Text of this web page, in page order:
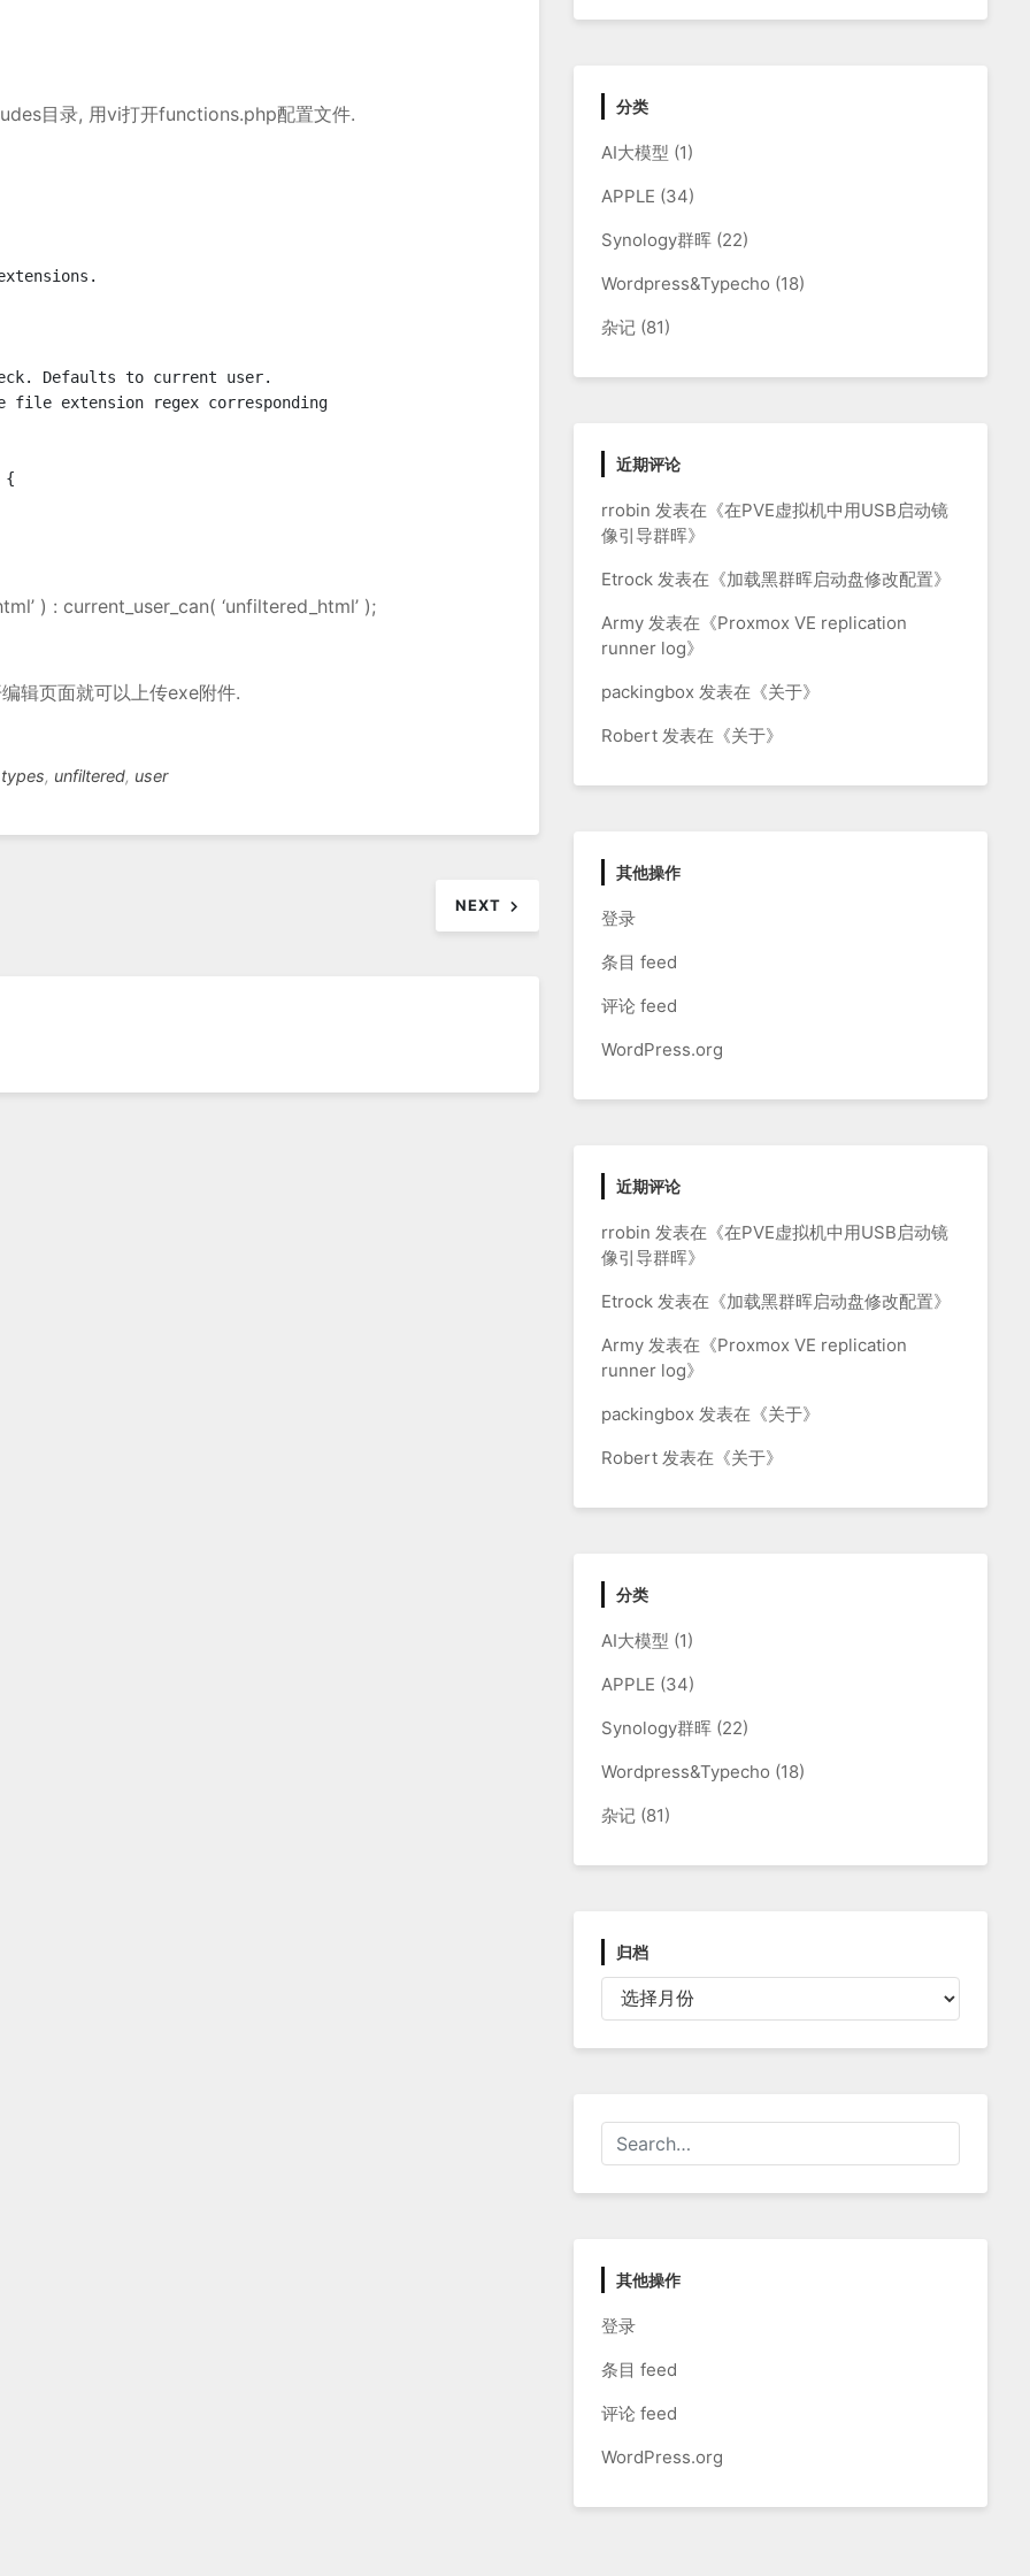
目录, 用vi打开functions.php配置文件.
Defaults to current user.
file extension regex corresponding
{
) : current_user_can( ‘unfiltered_html’ );
辑页面就可以上传exe附件.
types, unfiltered, user
NEXT
分类
AI大模型 (1)
APPLE (34)
Synology群晖 (22)
Wordpress&Typecho (18)
杂记 (81)
近期评论
rrobin 发表在《在PVE虚拟机中用USB启动镜
像引导群晖》
Etrock 发表在《加载黑群晖启动盘修改配置》
Army 发表在《Proxmox VE replication
runner log》
packingbox 发表在《关于》
Robert 发表在《关于》
其他操作
登录
条目 feed
评论 feed
WordPress.org
近期评论
rrobin 发表在《在PVE虚拟机中用USB启动镜
像引导群晖》
Etrock 发表在《加载黑群晖启动盘修改配置》
Army 发表在《Proxmox VE replication
runner log》
packingbox 发表在《关于》
Robert 发表在《关于》
分类
AI大模型 (1)
APPLE (34)
Synology群晖 (22)
Wordpress&Typecho (18)
杂记 (81)
归档
档
其他操作
登录
条目 feed
评论 feed
WordPress.org